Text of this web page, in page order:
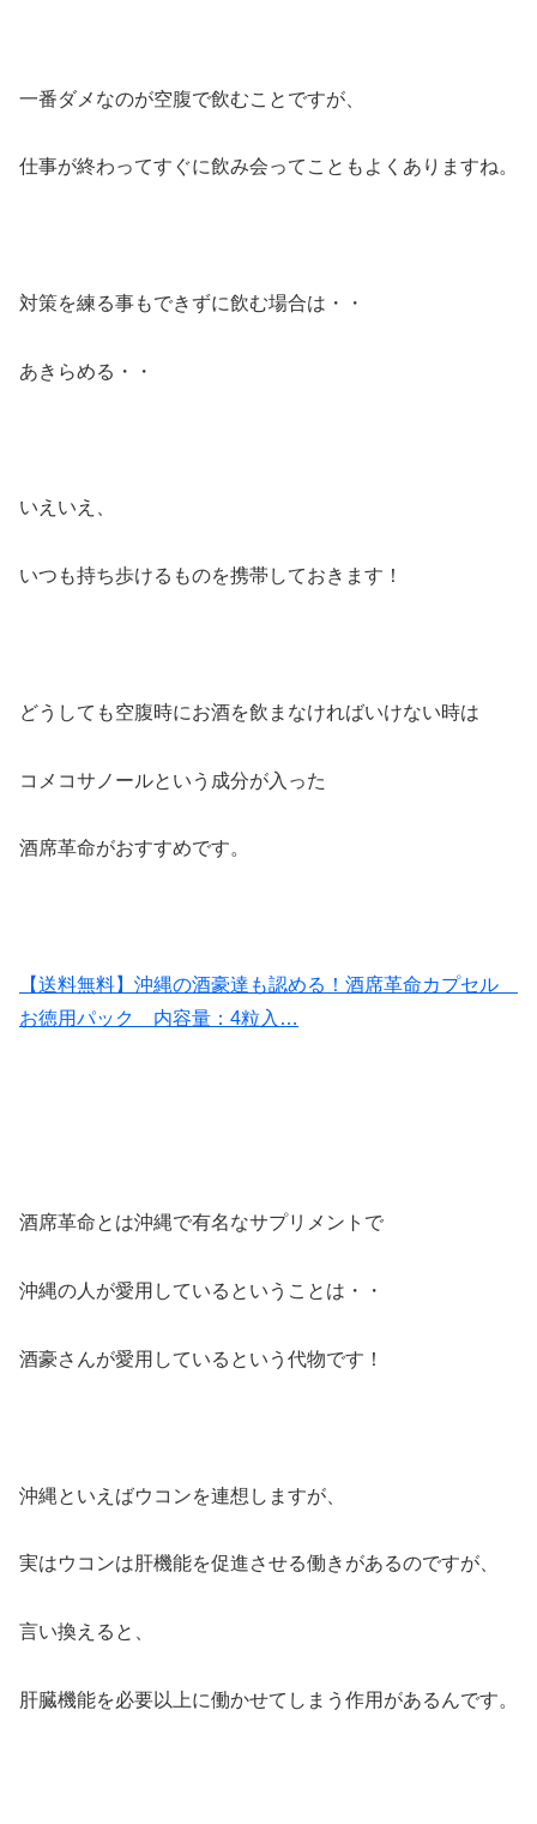
一番ダメなのが空腹で飲むことですが、
仕事が終わってすぐに飲み会ってこともよくありますね。
対策を練る事もできずに飲む場合は・・
あきらめる・・
いえいえ、
いつも持ち歩けるものを携帯しておきます！
どうしても空腹時にお酒を飲まなければいけない時は
コメコサノールという成分が入った
酒席革命がおすすめです。
【送料無料】沖縄の酒豪達も認める！酒席革命カプセル
お徳用パック 内容量：4粒入…
酒席革命とは沖縄で有名なサプリメントで
沖縄の人が愛用しているということは・・
酒豪さんが愛用しているという代物です！
沖縄といえばウコンを連想しますが、
実はウコンは肝機能を促進させる働きがあるのですが、
言い換えると、
肝臓機能を必要以上に働かせてしまう作用があるんです。